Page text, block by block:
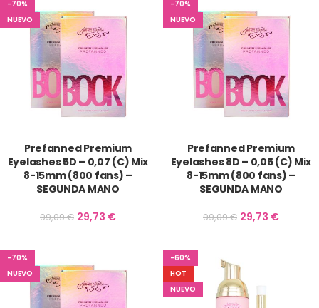
-70%
NUEVO
Prefanned Premium
Eyelashes 5D – 0,07 (C) Mix
8-15mm (800 fans) –
SEGUNDA MANO
99,09€ 29,73 €
-70%
NUEVO
Prefanned Premium
Eyelashes 8D – 0,05 (C) Mix
8-15mm (800 fans) –
SEGUNDA MANO
99,09€ 29,73 €
-70%
NUEVO
-60%
HOT
NUEVO